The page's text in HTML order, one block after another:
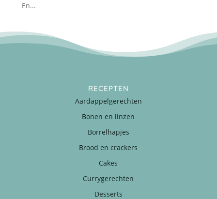
En...
RECEPTEN
Aardappelgerechten
Bonen en linzen
Borrelhapjes
Brood en crackers
Cakes
Currygerechten
Desserts